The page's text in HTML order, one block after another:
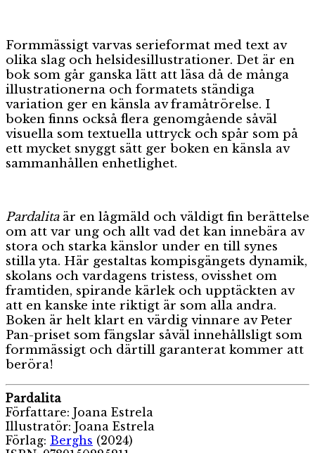
Formmässigt varvas serieformat med text av
olika slag och helsidesillustrationer. Det är en
bok som går ganska lätt att läsa då de många
illustrationerna och formatets ständiga
variation ger en känsla av framåtrörelse. I
boken finns också flera genomgående såväl
visuella som textuella uttryck och spår som på
ett mycket snyggt sätt ger boken en känsla av
sammanhållen enhetlighet.
Pardalita är en lågmäld och väldigt fin berättelse
om att var ung och allt vad det kan innebära av
stora och starka känslor under en till synes
stilla yta. Här gestaltas kompisgängets dynamik,
skolans och vardagens tristess, ovisshet om
framtiden, spirande kärlek och upptäckten av
att en kanske inte riktigt är som alla andra.
Boken är helt klart en värdig vinnare av Peter
Pan-priset som fängslar såväl innehållsligt som
formmässigt och därtill garanterat kommer att
beröra!
Pardalita
Författare: Joana Estrela
Illustratör: Joana Estrela
Förlag: Berghs (2024)